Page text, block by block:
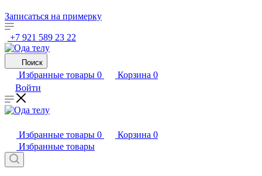
Записаться на примерку
+7 921 589 23 22
Поиск
Избранные товары 0 Корзина 0
Войти
Избранные товары 0 Корзина 0
Избранные товары